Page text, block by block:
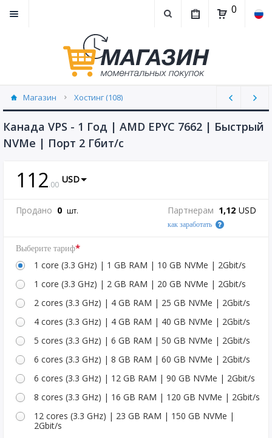
0
Магазин Хостинг (108)
Канада VPS - 1 Год | AMD EPYC 7662 | Быстрый
NVMe | Порт 2 Гбит/с
112.00 USD
Продано 0 шт. Партнерам 1,12 USD
как заработать
Выберите тариф*
1 core (3.3 GHz) | 1 GB RAM | 10 GB NVMe | 2Gbit/s
1 core (3.3 GHz) | 2 GB RAM | 20 GB NVMe | 2Gbit/s
2 cores (3.3 GHz) | 4 GB RAM | 25 GB NVMe | 2Gbit/s
4 cores (3.3 GHz) | 4 GB RAM | 40 GB NVMe | 2Gbit/s
5 cores (3.3 GHz) | 6 GB RAM | 50 GB NVMe | 2Gbit/s
6 cores (3.3 GHz) | 8 GB RAM | 60 GB NVMe | 2Gbit/s
6 cores (3.3 GHz) | 12 GB RAM | 90 GB NVMe | 2Gbit/s
8 cores (3.3 GHz) | 16 GB RAM | 120 GB NVMe | 2Gbit/s
12 cores (3.3 GHz) | 23 GB RAM | 150 GB NVMe |
2Gbit/s